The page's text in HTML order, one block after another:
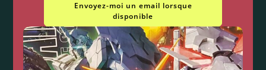
Envoyez-moi un email lorsque
disponible